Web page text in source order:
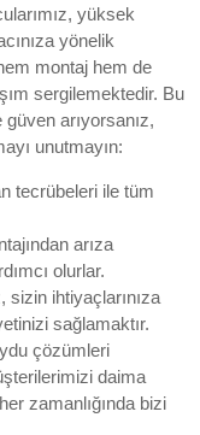
yüksek
yönelik
montaj hem de
sergilemektedir. Bu
arıyorsanız,
unutmayın:
tecrübeleri ile tüm
arıza
olurlar.
sizin ihtiyaçlarınıza
sağlamaktır.
çözümleri
daima
zamanlığında bizi